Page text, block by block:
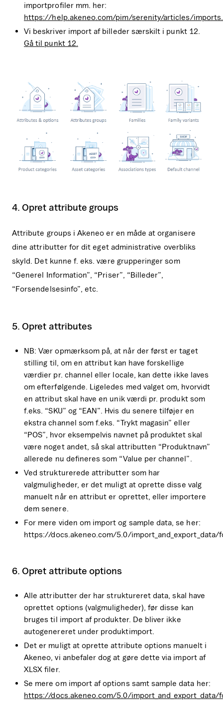
importprofiler mm. her:
https://help.akeneo.com/pim/serenity/articles/
Vi beskriver import af billeder særskilt i punkt 12.
Gå til punkt 12.
4. Opret attribute groups
Attribute groups i Akeneo er en måde at organisere
dine attributter for dit eget administrative overbliks
skyld. Det kunne f. eks. være grupperinger som
“Generel Information”, “Priser”, “Billeder”,
“Forsendelsesinfo”, etc.
5. Opret attributes
NB: Vær opmærksom på, at når der først er taget
stilling til, om en attribut kan have forskellige
værdier pr. channel eller locale, kan dette ikke laves
om efterfølgende. Ligeledes med valget om, hvorvidt
en attribut skal have en unik værdi pr. produkt som
f.eks. “SKU” og “EAN”. Hvis du senere tilføjer en
ekstra channel som f.eks. “Trykt magasin” eller
“POS”, hvor eksempelvis navnet på produktet skal
være noget andet, så skal attributten “Produktnavn”
allerede nu defineres som “Value per channel”.
Ved strukturerede attributter som har
valgmuligheder, er det muligt at oprette disse valg
manuelt når en attribut er oprettet, eller importere
dem senere.
For mere viden om import og sample data, se her:
https://docs.akeneo.com/5.0/
6. Opret attribute options
Alle attributter der har struktureret data, skal have
oprettet options (valgmuligheder), før disse kan
bruges til import af produkter. De bliver ikke
autogenereret under produktimport.
Det er muligt at oprette attribute options manuelt i
Akeneo, vi anbefaler dog at gøre dette via import af
XLSX filer.
Se mere om import af options samt sample data her:
https://docs.akeneo.com/5.0/